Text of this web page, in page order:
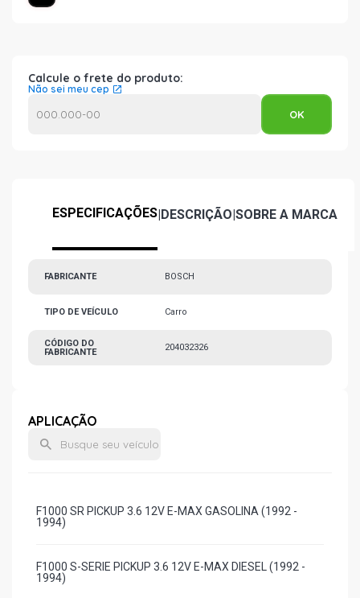
Calcule o frete do produto:
Não sei meu cep
ESPECIFICAÇÕES|DESCRIÇÃO|SOBRE A MARCA
FABRICANTE BOSCH
TIPO DE VEÍCULO Carro
CÓDIGO DO
FABRICANTE
204032326
APLICAÇÃO
F1000 SR PICKUP 3.6 12V E-MAX GASOLINA (1992 -
1994)
F1000 S-SERIE PICKUP 3.6 12V E-MAX DIESEL (1992 -
1994)